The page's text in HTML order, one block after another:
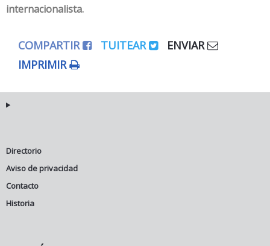
internacionalista.
COMPARTIR TUITEAR
ENVIAR
IMPRIMIR
Directorio
Aviso de privacidad
Contacto
Historia